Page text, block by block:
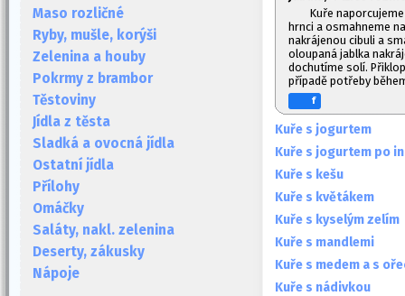
Maso rozličné
Ryby, mušle, korýši
Zelenina a houby
Pokrmy z brambor
Těstoviny
Jídla z těsta
Sladká a ovocná jídla
Ostatní jídla
Přílohy
Omáčky
Saláty, nakl. zelenina
Deserty, zákusky
Nápoje
Kuře
hrnci a osmahneme
nakrájenou cibuli a
oloupaná jablka
dochutíme solí.
případě potřeby
f
Kuře s jogurtem
Kuře s jogurtem po
Kuře s kešu
Kuře s květákem
Kuře s kyselým zelím
Kuře s mandlemi
Kuře s medem a s
Kuře s nádivkou